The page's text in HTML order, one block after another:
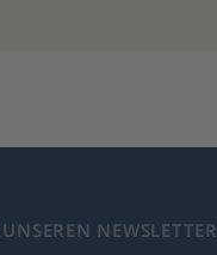
NEWSLETTER